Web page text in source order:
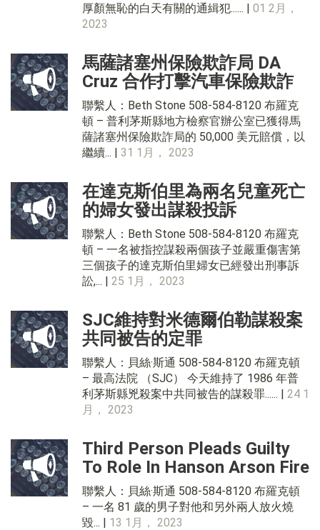
厚顏無恥的白天有關的通緝犯...... | 01 2月，
2023
馬薩諸塞州保險欺詐局 DA
Cruz 合作打擊汽車保險欺詐
聯繫人：Beth Stone 508-584-8120 布羅克
頓 – 普利茅斯縣地方檢察官辦公室已獲得馬
薩諸塞州保險欺詐局的 50,000 美元賠償，以
繼續... | 31 1月， 2023
在達克斯伯里為兩名兒童死亡
的婦女發出謀殺投訴
聯繫人：Beth Stone 508-584-8120 布羅克
頓 – 一名被指控謀殺兩個孩子並嚴重傷害第
三個孩子的達克斯伯里婦女已經發出刑事訴
訟,... | 25 1月， 2023
SJC維持對米德爾伯勒謀殺案
共同被告的定罪
聯繫人：貝絲·斯通 508-584-8120 布羅克頓
– 最高法院 （SJC） 今天維持了 1986 年普
利茅斯縣兇殺案中共同被告的謀殺罪...... | 24 1
月， 2023
Third Person Pleads Guilty
To Role In Hanson Arson Fire
聯繫人：貝絲·斯通 508-584-8120 布羅克頓
– 一名 81 歲的男子對他和另外兩人放火燒
毀... | 13 1月， 2023